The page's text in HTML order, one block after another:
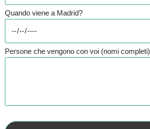
Quando viene a Madrid?
Persone che vengono con voi (nomi completi)